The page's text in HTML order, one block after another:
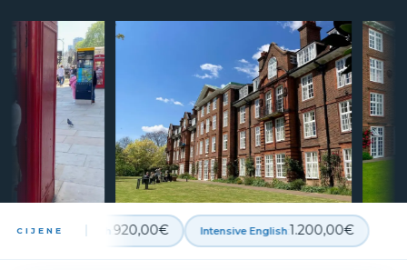
CIJENEGeneral English:920,00€ Intensive English:1.200,00€